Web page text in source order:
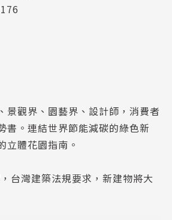
景觀界、園藝界、設計師，消費者
書。連結世界節能減碳的綠色新
立體花園指南。
台灣建築法規要求，新建物將大